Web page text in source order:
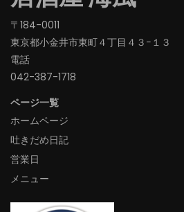
〒184-0011
東京都小金井市東町４丁目４３−１３
電話
042-387-1718‬
ページ一覧
ホームページ
吐きだめ日記
営業日
メニュー